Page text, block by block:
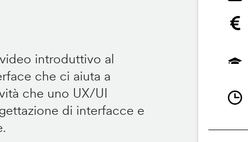
introduttivo al
che ci aiuta a
che uno UX/UI
di interfacce e